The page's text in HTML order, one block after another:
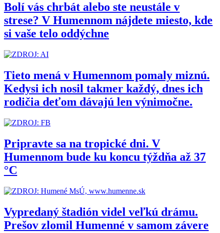
Bolí vás chrbát alebo ste neustále v
strese? V Humennom nájdete miesto, kde
si vaše telo oddýchne
Tieto mená v Humennom pomaly miznú.
Kedysi ich nosil takmer každý, dnes ich
rodičia deťom dávajú len výnimočne.
Pripravte sa na tropické dni. V
Humennom bude ku koncu týždňa až 37
°C
Vypredaný štadión videl veľkú drámu.
Prešov zlomil Humenné v samom závere